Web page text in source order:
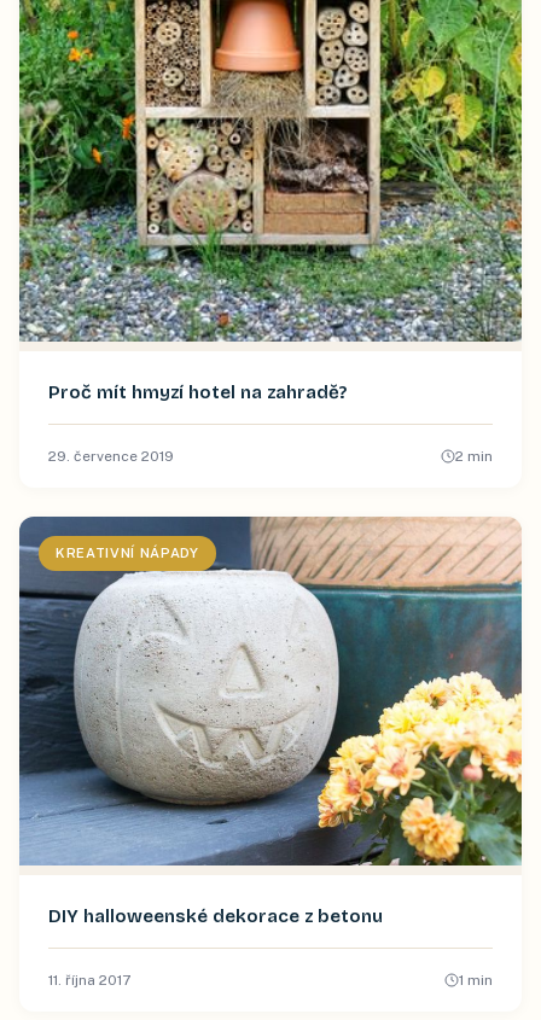
Proč mít hmyzí hotel na zahradě?
29. července 2019 2 min
KREATIVNÍ NÁPADY
DIY halloweenské dekorace z betonu
11. října 2017 1 min